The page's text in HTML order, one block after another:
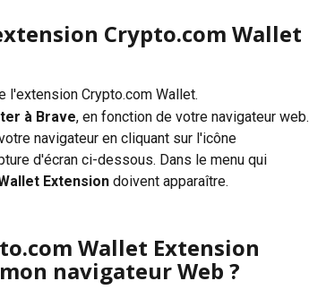
Crypto.com Wallet
l'extension Crypto.com Wallet.
à Brave, en fonction de votre navigateur web.
navigateur en cliquant sur l'icône
d'écran ci-dessous. Dans le menu qui
Extension doivent apparaître.
Wallet Extension
navigateur Web ?